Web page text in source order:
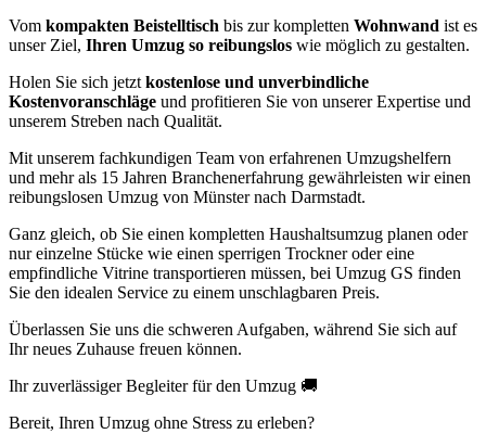
Vom kompakten Beistelltisch bis zur kompletten Wohnwand ist es
unser Ziel, Ihren Umzug so reibungslos wie möglich zu gestalten.
Holen Sie sich jetzt kostenlose und unverbindliche
Kostenvoranschläge und profitieren Sie von unserer Expertise und
unserem Streben nach Qualität.
Mit unserem fachkundigen Team von erfahrenen Umzugshelfern
und mehr als 15 Jahren Branchenerfahrung gewährleisten wir einen
reibungslosen Umzug von Münster nach Darmstadt.
Ganz gleich, ob Sie einen kompletten Haushaltsumzug planen oder
nur einzelne Stücke wie einen sperrigen Trockner oder eine
empfindliche Vitrine transportieren müssen, bei Umzug GS finden
Sie den idealen Service zu einem unschlagbaren Preis.
Überlassen Sie uns die schweren Aufgaben, während Sie sich auf
Ihr neues Zuhause freuen können.
Ihr zuverlässiger Begleiter für den Umzug 🚚
Bereit, Ihren Umzug ohne Stress zu erleben?